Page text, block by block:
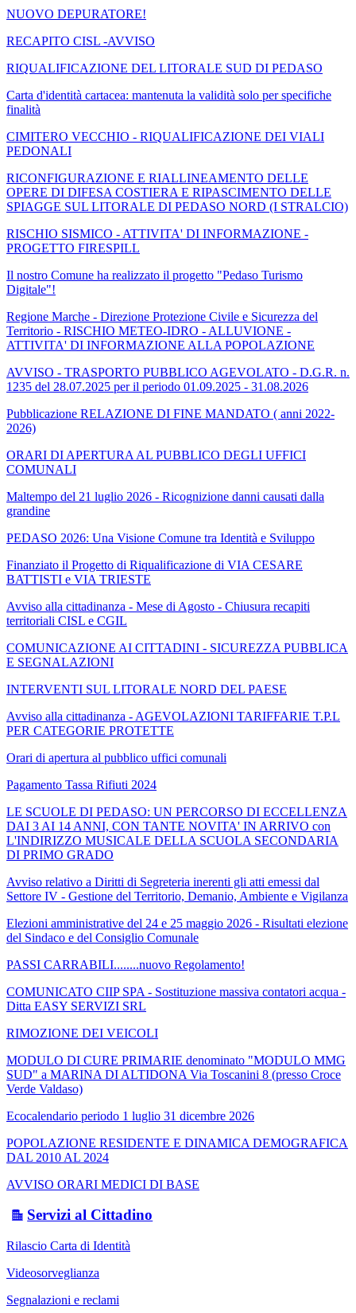
NUOVO DEPURATORE!
RECAPITO CISL -AVVISO
RIQUALIFICAZIONE DEL LITORALE SUD DI PEDASO
Carta d'identità cartacea: mantenuta la validità solo per specifiche
finalità
CIMITERO VECCHIO - RIQUALIFICAZIONE DEI VIALI
PEDONALI
RICONFIGURAZIONE E RIALLINEAMENTO DELLE
OPERE DI DIFESA COSTIERA E RIPASCIMENTO DELLE
SPIAGGE SUL LITORALE DI PEDASO NORD (I STRALCIO)
RISCHIO SISMICO - ATTIVITA' DI INFORMAZIONE -
PROGETTO FIRESPILL
Il nostro Comune ha realizzato il progetto "Pedaso Turismo
Digitale"!
Regione Marche - Direzione Protezione Civile e Sicurezza del
Territorio - RISCHIO METEO-IDRO - ALLUVIONE -
ATTIVITA' DI INFORMAZIONE ALLA POPOLAZIONE
AVVISO - TRASPORTO PUBBLICO AGEVOLATO - D.G.R. n.
1235 del 28.07.2025 per il periodo 01.09.2025 - 31.08.2026
Pubblicazione RELAZIONE DI FINE MANDATO ( anni 2022-
2026)
ORARI DI APERTURA AL PUBBLICO DEGLI UFFICI
COMUNALI
Maltempo del 21 luglio 2026 - Ricognizione danni causati dalla
grandine
PEDASO 2026: Una Visione Comune tra Identità e Sviluppo
Finanziato il Progetto di Riqualificazione di VIA CESARE
BATTISTI e VIA TRIESTE
Avviso alla cittadinanza - Mese di Agosto - Chiusura recapiti
territoriali CISL e CGIL
COMUNICAZIONE AI CITTADINI - SICUREZZA PUBBLICA
E SEGNALAZIONI
INTERVENTI SUL LITORALE NORD DEL PAESE
Avviso alla cittadinanza - AGEVOLAZIONI TARIFFARIE T.P.L
PER CATEGORIE PROTETTE
Orari di apertura al pubblico uffici comunali
Pagamento Tassa Rifiuti 2024
LE SCUOLE DI PEDASO: UN PERCORSO DI ECCELLENZA
DAI 3 AI 14 ANNI, CON TANTE NOVITA' IN ARRIVO con
L'INDIRIZZO MUSICALE DELLA SCUOLA SECONDARIA
DI PRIMO GRADO
Avviso relativo a Diritti di Segreteria inerenti gli atti emessi dal
Settore IV - Gestione del Territorio, Demanio, Ambiente e Vigilanza
Elezioni amministrative del 24 e 25 maggio 2026 - Risultati elezione
del Sindaco e del Consiglio Comunale
PASSI CARRABILI........nuovo Regolamento!
COMUNICATO CIIP SPA - Sostituzione massiva contatori acqua -
Ditta EASY SERVIZI SRL
RIMOZIONE DEI VEICOLI
MODULO DI CURE PRIMARIE denominato "MODULO MMG
SUD" a MARINA DI ALTIDONA Via Toscanini 8 (presso Croce
Verde Valdaso)
Ecocalendario periodo 1 luglio 31 dicembre 2026
POPOLAZIONE RESIDENTE E DINAMICA DEMOGRAFICA
DAL 2010 AL 2024
AVVISO ORARI MEDICI DI BASE
Servizi al Cittadino
Rilascio Carta di Identità
Videosorveglianza
Segnalazioni e reclami